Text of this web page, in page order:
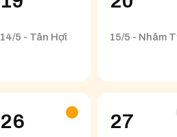
14/5 - Tân Hợi 15/5 - Nhâm
26 27